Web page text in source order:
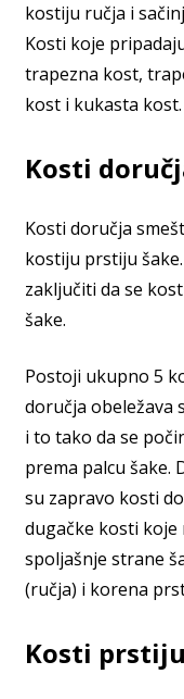
kostiju ručja i
Kosti koje
trapezna kost,
kost i kukasta kost.
Kosti
Kosti doručja
kostiju prstiju
zaključiti da se
šake.
Postoji ukupno 5
doručja obeležava
i to tako da se
prema palcu šake.
su zapravo kosti
dugačke kosti koje
spoljašnje strane
(ručja) i korena
Kosti